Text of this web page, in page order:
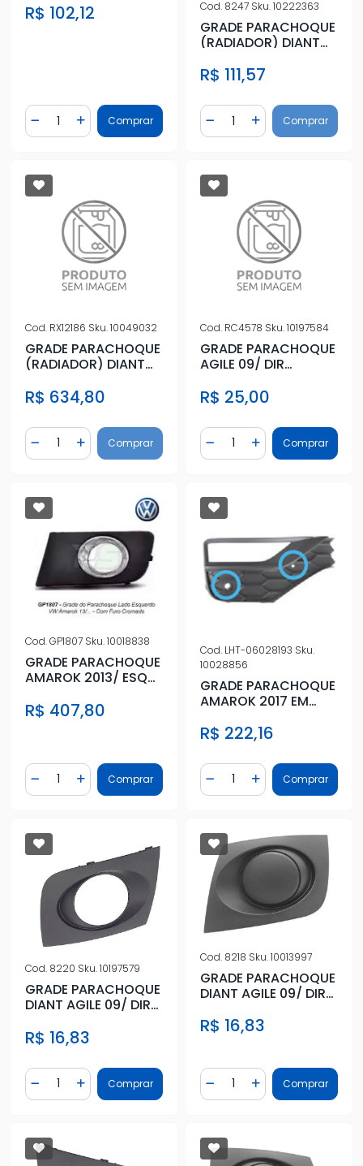
C/FR
R$ 102,12
Diminuir Quantidade
Quantidade
Adicionar Quantidade
Comprar
Cod. 8247 Sku.10222363
GRADE PARACHOQUE
(RADIADOR) DIANT
SUPERIOR
R$ 111,57
Diminuir Quantidade
Quantidade
AdicionarComprar
Cod. RX12186 Sku.10049032
GRADE PARACHOQUE
(RADIADOR) DIANT
C/FRIS
R$ 634,80
Diminuir Quantidade
Quantidade
Adicionar Quantidade
Comprar
Cod. RC4578 Sku.10197584
GRADE PARACHOQUE
AGILE 09/ DIR
R$ 25,00
Diminuir Quantidade
Quantidade
AdicionarComprar
Cod.GP1807 Sku.10018838
GRADE PARACHOQUE
AMAROK 2013/ ESQ
R$ 407,80
Diminuir Quantidade
Quantidade
Adicionar Quantidade
Comprar
Cod. LHT-06028193 Sku.
10028856
GRADE PARACHOQUE
AMAROK 2017 EM
C/SENSOR
R$ 222,16
Diminuir Quantidade
Quantidade
AdicionarComprar
Cod. 8220 Sku.10197579
GRADE PARACHOQUE
DIANT AGILE 09/ DIR
R$ 16,83
Diminuir Quantidade
Quantidade
Adicionar Quantidade
Comprar
Cod. 8218 Sku.10013997
GRADE PARACHOQUE
DIANT AGILE 09/ DIR
R$ 16,83
Diminuir Quantidade
Quantidade
AdicionarComprar